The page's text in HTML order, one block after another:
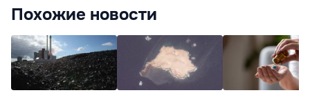
Похожие новости